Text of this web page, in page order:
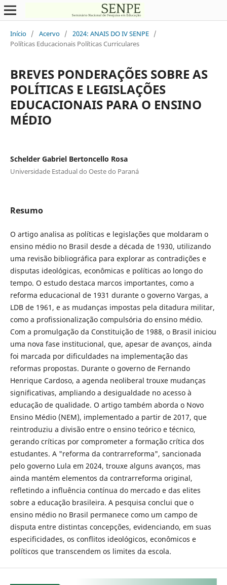
Início / Acervo / 2024: ANAIS DO IV SENPE /
Políticas Educacionais Políticas Curriculares
BREVES PONDERAÇÕES SOBRE AS
POLÍTICAS E LEGISLAÇÕES
EDUCACIONAIS PARA O ENSINO
MÉDIO
Schelder Gabriel Bertoncello Rosa
Universidade Estadual do Oeste do Paraná
Resumo
O artigo analisa as políticas e legislações que moldaram o
ensino médio no Brasil desde a década de 1930, utilizando
uma revisão bibliográfica para explorar as contradições e
disputas ideológicas, econômicas e políticas ao longo do
tempo. O estudo destaca marcos importantes, como a
reforma educacional de 1931 durante o governo Vargas, a
LDB de 1961, e as mudanças impostas pela ditadura militar,
como a profissionalização compulsória do ensino médio.
Com a promulgação da Constituição de 1988, o Brasil iniciou
uma nova fase institucional, que, apesar de avanços, ainda
foi marcada por dificuldades na implementação das
reformas propostas. Durante o governo de Fernando
Henrique Cardoso, a agenda neoliberal trouxe mudanças
significativas, ampliando a desigualdade no acesso à
educação de qualidade. O artigo também aborda o Novo
Ensino Médio (NEM), implementado a partir de 2017, que
reintroduziu a divisão entre o ensino teórico e técnico,
gerando críticas por comprometer a formação crítica dos
estudantes. A "reforma da contrarreforma", sancionada
pelo governo Lula em 2024, trouxe alguns avanços, mas
ainda mantém elementos da contrarreforma original,
refletindo a influência contínua do mercado e das elites
sobre a educação brasileira. A pesquisa conclui que o
ensino médio no Brasil permanece como um campo de
disputa entre distintas concepções, evidenciando, em suas
especificidades, os conflitos ideológicos, econômicos e
políticos que transcendem os limites da escola.